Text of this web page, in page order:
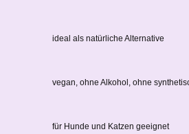
ideal als natürliche Alternative
vegan, ohne Alkohol, ohne
für Hunde und Katzen geeignet